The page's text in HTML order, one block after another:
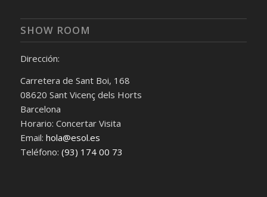
SHOW ROOM
Dirección:
Carretera de Sant Boi, 168
08620 Sant Vicenç dels Horts
Barcelona
Horario: Concertar Visita
Email: hola@esol.es
Teléfono: (93) 174 00 73